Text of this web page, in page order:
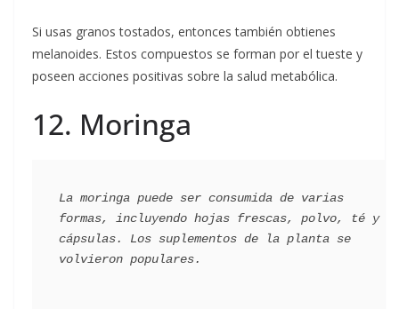
Si usas granos tostados, entonces también obtienes
melanoides. Estos compuestos se forman por el tueste y
poseen acciones positivas sobre la salud metabólica.
12. Moringa
La moringa puede ser consumida de varias
formas, incluyendo hojas frescas, polvo, té y
cápsulas. Los suplementos de la planta se